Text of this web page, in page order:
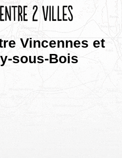
Vincennes et
sous-Bois